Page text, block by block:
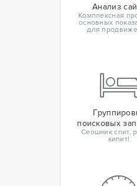
Анализ
Комплексная
основных
для
поисковых
Сеошник спит,
кипит!